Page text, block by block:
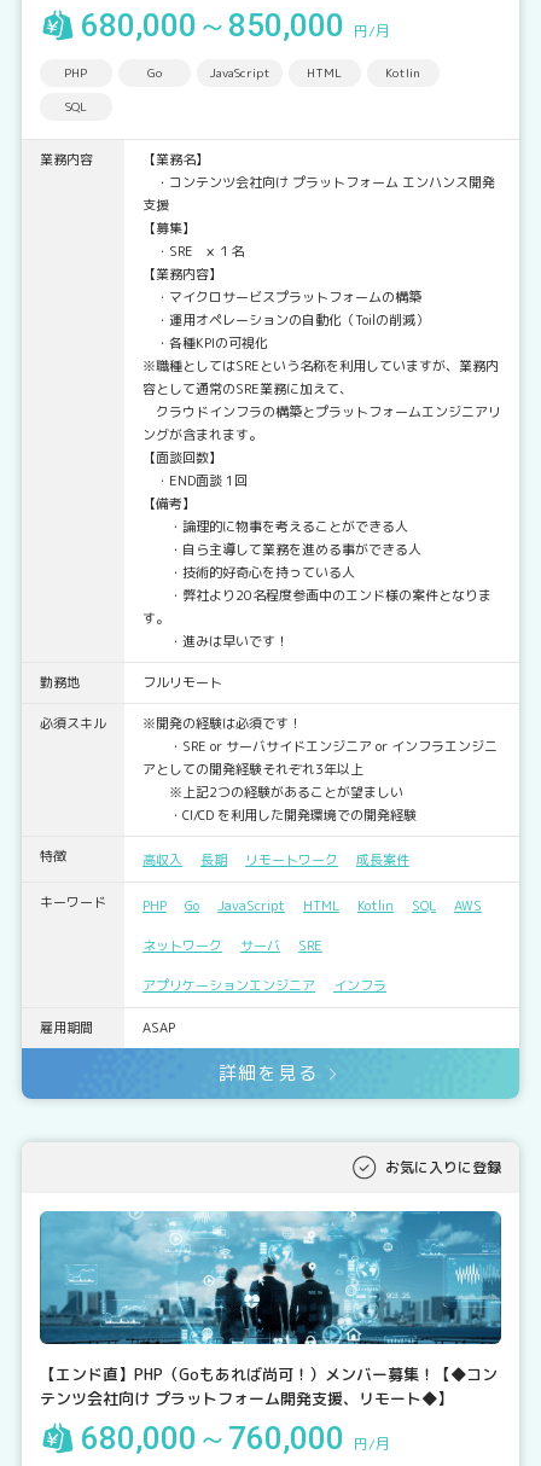
680,000～850,000 円/月
PHP Go JavaScript HTML
Kotlin
SQL
業務内容
【業務名】
・コンテンツ会社向け プラットフォーム エンハンス開発
支援
【募集】
・SRE × １名
【業務内容】
・マイクロサービスプラットフォームの構築
・運用オペレーションの自動化（Toilの削減）
・各種KPIの可視化
※職種としてはSREという名称を利用していますが、業務内
容として通常のSRE業務に加えて、
クラウドインフラの構築とプラットフォームエンジニアリ
ングが含まれます。
【面談回数】
・END面談 1回
【備考】
・論理的に物事を考えることができる人
・自ら主導して業務を進める事ができる人
・技術的好奇心を持っている人
・弊社より20名程度参画中のエンド様の案件となりま
す。
・進みは早いです！
勤務地 フルリモート
必須スキル
※開発の経験は必須です！
・SRE or サーバサイドエンジニア or インフラエンジニ
アとしての開発経験それぞれ3年以上
※上記2つの経験があることが望ましい
・CI/CD を利用した開発環境での開発経験
特徴 高収入 長期 リモートワーク 成長案件
キーワード PHP Go JavaScript HTML Kotlin SQL AWS
ネットワーク サーバ SRE
アプリケーションエンジニア インフラ
雇用期間 ASAP
詳細を見る
お気に入りに登録
【エンド直】PHP（Goもあれば尚可！）メンバー募集！【◆コン
テンツ会社向け プラットフォーム開発支援、リモート◆】
680,000～760,000 円/月